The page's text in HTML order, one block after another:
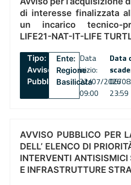
di interesse finalizzata
un incarico tecnico-
LIFE21-NAT-IT-LIFE
Tipo:
Avviso
Pubblico
Ente:
Regione
Basilicata
Data
inizio:
22/07/2026
09:00
Data
06/
23:59
AVVISO PUBBLICO PER
DELL’ ELENCO DI
INTERVENTI ANTISISMICI
E INFRASTRUTTURE